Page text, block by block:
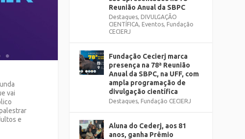
vai
e
Reunião Anual da SBPC
Destaques, DIVULGAÇÃO
CIENTÍFICA, Eventos, Fundação
CECIERJ
Fundação Cecierj marca
presença na 78ª Reunião
Anual da SBPC, na UFF, com
ampla programação de
divulgação científica
Destaques, Fundação CECIERJ
Aluna do Cederj, aos 81
anos, ganha Prêmio